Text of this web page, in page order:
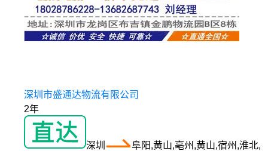
深圳市盛通达物流有限公司
2年
深圳
阜阳,黄山,亳州,黄山,宿州,淮北,